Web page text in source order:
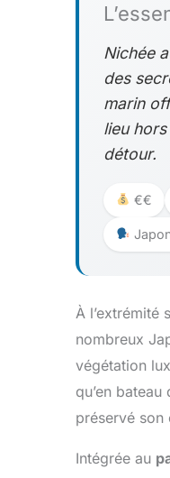
Nichée
des
marin
lieu
détour.
€€
À l’extrémité
nombreux
végétation
qu’en
préservé son
Intégrée au